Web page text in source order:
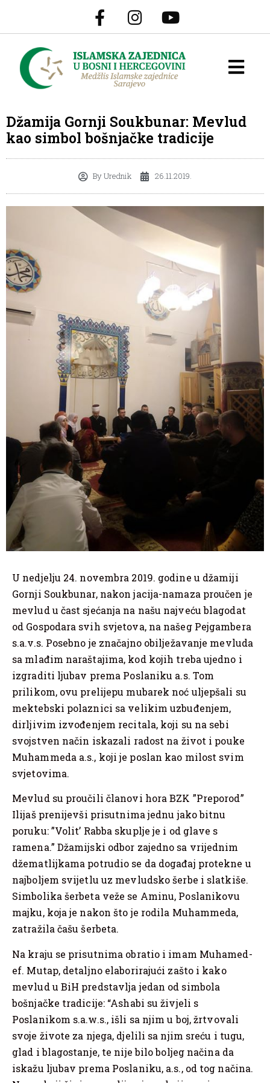
Džamija Gornji Soukbunar: Mevlud
kao simbol bošnjačke tradicije
ByUrednik 26.11.2019.
U nedjelju 24. novembra 2019. godine u džamiji
Gornji Soukbunar, nakon jacija-namaza proučen je
mevlud u čast sjećanja na našu najveću blagodat
od Gospodara svih svjetova, na našeg Pejgambera
s.a.v.s. Posebno je značajno obilježavanje mevluda
sa mlađim naraštajima, kod kojih treba ujedno i
izgraditi ljubav prema Poslaniku a.s. Tom
prilikom, ovu prelijepu mubarek noć uljepšali su
mektebski polaznici sa velikim uzbuđenjem,
dirljivim izvođenjem recitala, koji su na sebi
svojstven način iskazali radost na život i pouke
Muhammeda a.s., koji je poslan kao milost svim
svjetovima.
Mevlud su proučili članovi hora BZK ”Preporod”
Ilijaš prenijevši prisutnima jednu jako bitnu
poruku: ”Volit’ Rabba skuplje je i od glave s
ramena.” Džamijski odbor zajedno sa vrijednim
džematlijkama potrudio se da događaj protekne u
najboljem svijetlu uz mevludsko šerbe i slatkiše.
Simbolika šerbeta veže se Aminu, Poslanikovu
majku, koja je nakon što je rodila Muhammeda,
zatražila čašu šerbeta.
Na kraju se prisutnima obratio i imam Muhamed-
ef. Mutap, detaljno elaborirajući zašto i kako
mevlud u BiH predstavlja jedan od simbola
bošnjačke tradicije: “Ashabi su živjeli s
Poslanikom s.a.w.s., išli sa njim u boj, žrtvovali
svoje živote za njega, djelili sa njim sreću i tugu,
glad i blagostanje, te nije bilo boljeg načina da
iskažu ljubav prema Poslaniku, a.s., od tog načina.